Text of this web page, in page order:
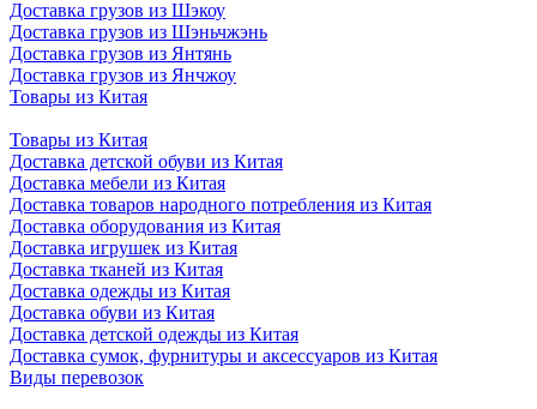
Доставка грузов из Шэкоу
Доставка грузов из Шэньчжэнь
Доставка грузов из Янтянь
Доставка грузов из Янчжоу
Товары из Китая
Товары из Китая
Доставка детской обуви из Китая
Доставка мебели из Китая
Доставка товаров народного потребления из Китая
Доставка оборудования из Китая
Доставка игрушек из Китая
Доставка тканей из Китая
Доставка одежды из Китая
Доставка обуви из Китая
Доставка детской одежды из Китая
Доставка сумок, фурнитуры и аксессуаров из Китая
Виды перевозок